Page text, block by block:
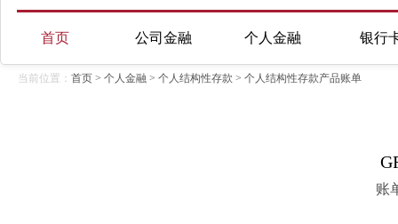
首页 公司金融 个人金融 银行
当前位置： 首页 > 个人金融 > 个人结构性存款 > 个人结构性存款产品账单
账